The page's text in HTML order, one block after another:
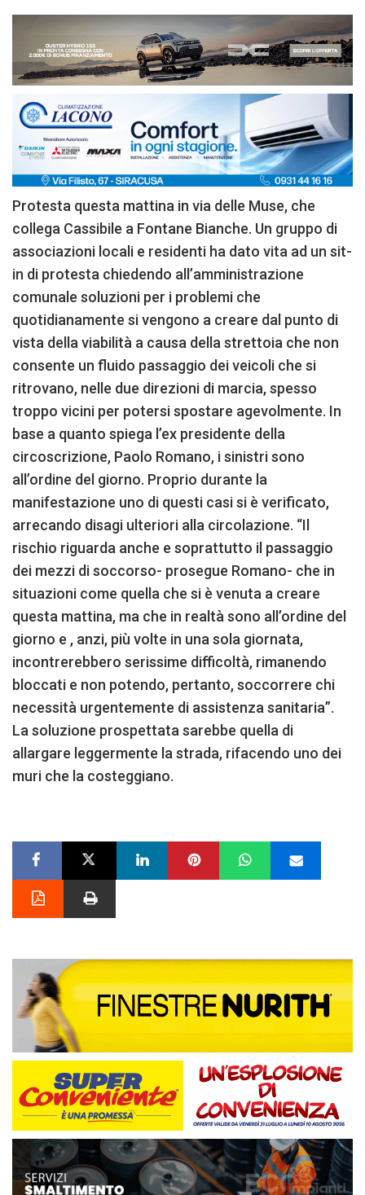
Protesta questa mattina in via delle Muse, che
collega Cassibile a Fontane Bianche. Un gruppo di
associazioni locali e residenti ha dato vita ad un sit-
in di protesta chiedendo all’amministrazione
comunale soluzioni per i problemi che
quotidianamente si vengono a creare dal punto di
vista della viabilità a causa della strettoia che non
consente un fluido passaggio dei veicoli che si
ritrovano, nelle due direzioni di marcia, spesso
troppo vicini per potersi spostare agevolmente. In
base a quanto spiega l’ex presidente della
circoscrizione, Paolo Romano, i sinistri sono
all’ordine del giorno. Proprio durante la
manifestazione uno di questi casi si è verificato,
arrecando disagi ulteriori alla circolazione. “Il
rischio riguarda anche e soprattutto il passaggio
dei mezzi di soccorso- prosegue Romano- che in
situazioni come quella che si è venuta a creare
questa mattina, ma che in realtà sono all’ordine del
giorno e , anzi, più volte in una sola giornata,
incontrerebbero serissime difficoltà, rimanendo
bloccati e non potendo, pertanto, soccorrere chi
necessità urgentemente di assistenza sanitaria”.
La soluzione prospettata sarebbe quella di
allargare leggermente la strada, rifacendo uno dei
muri che la costeggiano.